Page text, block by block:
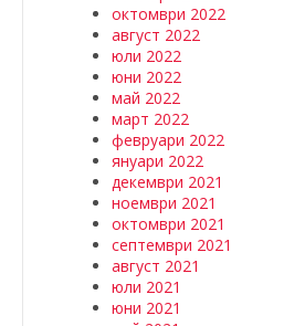
октомври 2022
август 2022
юли 2022
юни 2022
май 2022
март 2022
февруари 2022
януари 2022
декември 2021
ноември 2021
октомври 2021
септември 2021
август 2021
юли 2021
юни 2021